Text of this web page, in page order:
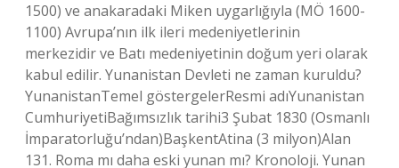
1500) ve anakaradaki Miken uygarlığıyla (MÖ 1600-
1100) Avrupa’nın ilk ileri medeniyetlerinin
merkezidir ve Batı medeniyetinin doğum yeri olarak
kabul edilir. Yunanistan Devleti ne zaman kuruldu?
YunanistanTemel göstergelerResmi adıYunanistan
CumhuriyetiBağımsızlık tarihi3 Şubat 1830 (Osmanlı
İmparatorluğu’ndan)BaşkentAtina (3 milyon)Alan
131. Roma mı daha eski yunan mı? Kronoloji. Yunan